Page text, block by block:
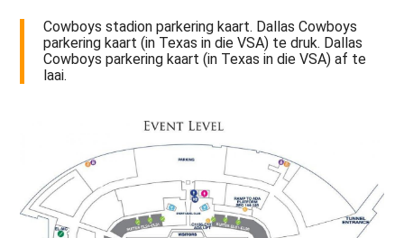
Cowboys stadion parkering kaart. Dallas Cowboys
parkering kaart (in Texas in die VSA) te druk. Dallas
Cowboys parkering kaart (in Texas in die VSA) af te
laai.